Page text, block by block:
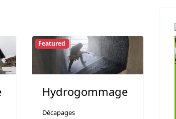
Featured
Hydrogommage
Décapages